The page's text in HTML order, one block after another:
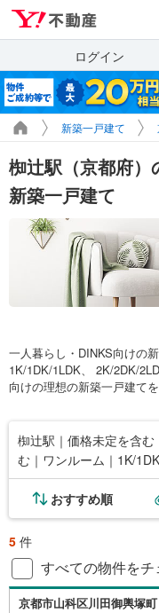
ログイン
新築一戸建て
椥辻駅（京都府）
新築一戸建て
一人暮らし・DINKS向けの
1K/1DK/1LDK、 2K/2DK/
向けの理想の新築一戸建て
椥辻駅｜価格未定を含
む｜ワンルーム｜1K/
2LDK
おすすめ順
5 件
すべての物件をチ
京都市山科区川田御輿塚町